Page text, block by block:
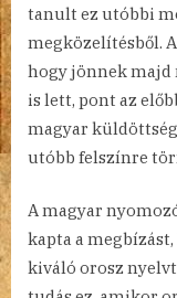
tanult ez utóbbi
megközelítésből.
hogy jönnek majd
is lett, pont az
magyar
utóbb felszínre
A magyar
kapta a
kiváló orosz